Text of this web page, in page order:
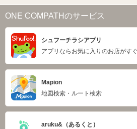
ONE COMPATHのサービス
シュフーチラシアプリ
アプリならお気に入りのお店がす
Mapion
地図検索・ルート検索
aruku&（あるくと）